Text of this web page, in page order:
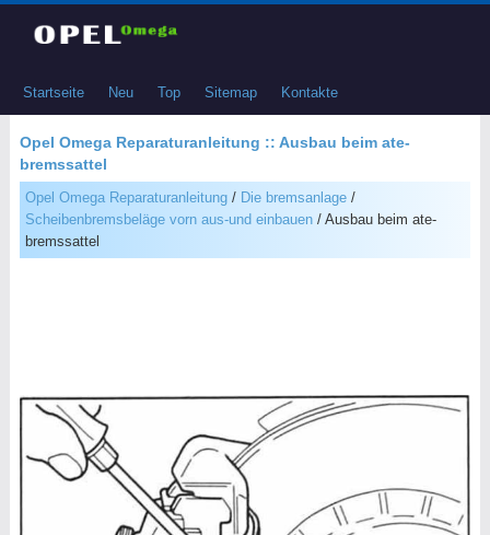
Startseite Neu Top Sitemap Kontakte
Opel Omega Reparaturanleitung :: Ausbau beim ate-
bremssattel
Opel Omega Reparaturanleitung/ Die bremsanlage/
Scheibenbremsbeläge vorn aus-und einbauen/ Ausbau beim ate-
bremssattel